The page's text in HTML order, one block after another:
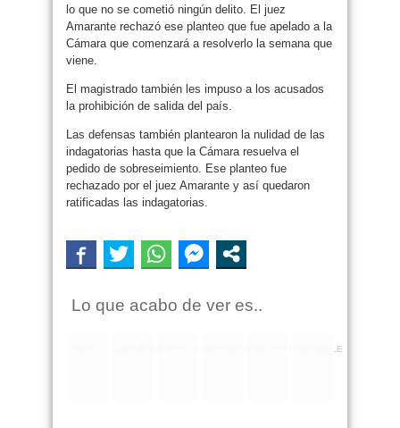
lo que no se cometió ningún delito. El juez
Amarante rechazó ese planteo que fue apelado a la
Cámara que comenzará a resolverlo la semana que
viene.
El magistrado también les impuso a los acusados
la prohibición de salida del país.
Las defensas también plantearon la nulidad de las
indagatorias hasta que la Cámara resuelva el
pedido de sobreseimiento. Ese planteo fue
rechazado por el juez Amarante y así quedaron
ratificadas las indagatorias.
Lo que acabo de ver es..
INCREIBLE